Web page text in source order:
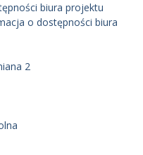
biura projektu
o dostępności biura
2